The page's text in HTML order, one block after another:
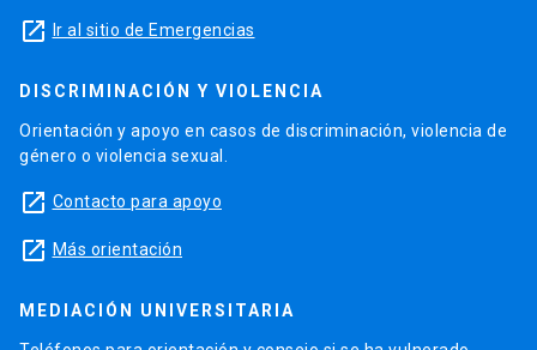
launch Ir al sitio de Emergencias
DISCRIMINACIÓN Y VIOLENCIA
Orientación y apoyo en casos de discriminación, violencia de
género o violencia sexual.
launch Contacto para apoyo
launch Más orientación
MEDIACIÓN UNIVERSITARIA